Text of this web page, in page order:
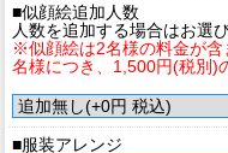
■似顔絵追加人数
人数を追加する場合はお選
※似顔絵は2名様の料金が含
名様につき、1,500円(税別)
■服装アレンジ